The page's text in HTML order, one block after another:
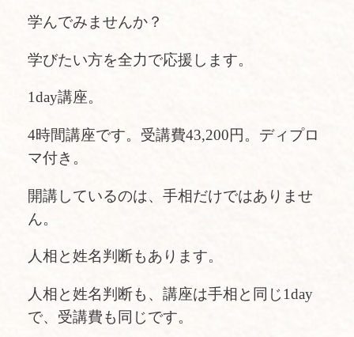
学んでみませんか？
学びたい方を全力で応援します。
1day講座。
4時間講座です。受講費43,200円。ディプロ
マ付き。
開講しているのは、手相だけではありませ
ん。
人相と姓名判断もあります。
人相と姓名判断も、講座は手相と同じ1day
で、受講費も同じです。